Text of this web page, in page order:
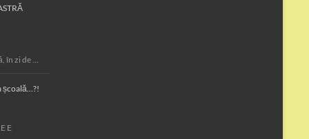
în zi de …
școală…?!
E